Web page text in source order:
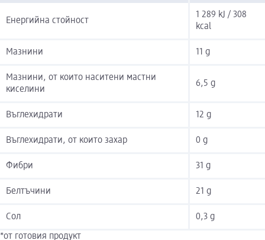
Енергийна стойност
1 289 kJ / 308
kcal
Мазнини 11 g
Мазнини, от които наситени мастни
киселини
6,5 g
Въглехидрати 12 g
Въглехидрати, от които захар 0 g
Фибри 31 g
Белтъчини 21 g
Сол 0,3 g
*от готовия продукт